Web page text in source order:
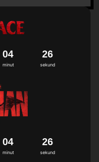
minut
04
sekund
25
6
minut
04
sekund
25
6